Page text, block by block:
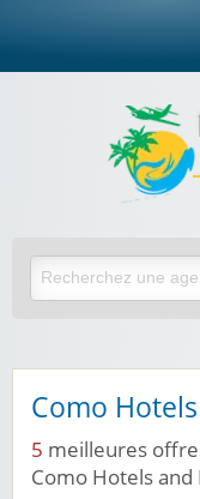
Como
5 meilleures
Como Hotels